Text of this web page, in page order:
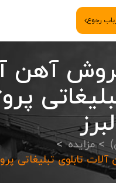
رجوع
آهن
مزایده
تابلوی تبليغاتی